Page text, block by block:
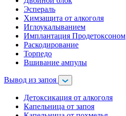
Эспераль
Химзащита от алкоголя
Иглоукалыванием
Имплантация Продетоксоном
Раскодирование
Торпедо
Вшивание ампулы
Вывод из запоя
Детоксикация от алкоголя
Капельница от запоя